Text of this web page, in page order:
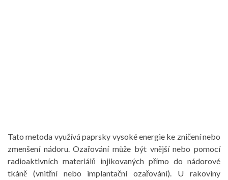
Tato metoda využívá paprsky vysoké energie ke zničení nebo
zmenšení nádoru. Ozařování může být vnější nebo pomocí
radioaktivních materiálů injikovaných přímo do nádorové
tkáně (vnitřní nebo implantační ozařování). U rakoviny